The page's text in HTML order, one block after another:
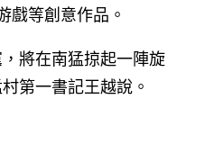
戲等創意作品。
將在南猛掠起一陣旋
第一書記王越說。